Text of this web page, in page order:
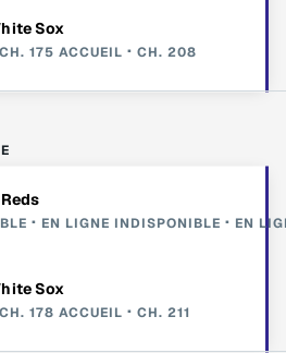
Sox
CH. 175 ACCUEIL CH. 208
EN LIGNE INDISPONIBLE EN
Sox
CH. 178 ACCUEIL CH. 211